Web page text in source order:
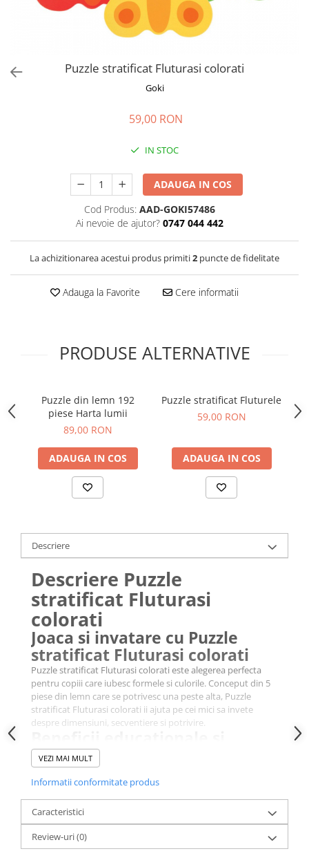
Decoratiuni
Jucarii electronicePuzzle stratificat Fluturasi colorati
Goki
59,00 RON
IN STOC
ADAUGA IN COS
Cod Produs: AAD-GOKI57486
Ai nevoie de ajutor? 0747 044 442
La achizitionarea acestui produs primiti2 puncte de fidelitate
Adauga la Favorite Cere informatii
PRODUSE ALTERNATIVE
Puzzle din lemn 192
piese Harta lumii
89,00 RON
ADAUGA IN COS
Puzzle stratificat Fluturele
59,00 RON
ADAUGA IN COS
Descriere
Descriere Puzzle
stratificat Fluturasi
colorati
Joaca si invatare cu Puzzle
stratificat Fluturasi colorati
Puzzle stratificat Fluturasi colorati este alegerea perfecta
pentru copiii care iubesc formele si culorile. Conceput din 5
piese din lemn care se potrivesc una peste alta, Puzzle
stratificat Fluturasi colorati ii ajuta pe cei mici sa invete
despre dimensiuni, secventiere si potrivire.
dezvoltare
Puzzle stratificat Fluturasi colorati stimuleaza abilitatile de
asociere si observatie. Copiii invata sa identifice relatiile de
marime si sa finalizeze un proiect logic. Puzzle stratificat
Fluturasi colorati contribuie la dezvoltarea miscarilor fine, a
coordonarii ochi-mana si a rabdarii.
Materiale sigure si calitate
superioara
VEZI MAI MULT
Informatii conformitate produs
Caracteristici
Review-uri(0)